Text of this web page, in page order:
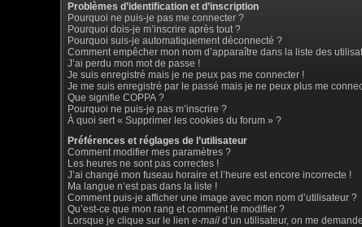
Problèmes d’identification et d’inscription
Pourquoi ne puis-je pas me connecter ?
Pourquoi dois-je m’inscrire après tout ?
Pourquoi suis-je automatiquement déconnecté ?
Comment empêcher mon nom d’apparaître dans la liste des
J’ai perdu mon mot de passe !
Je suis enregistré mais je ne peux pas me connecter !
Je me suis enregistré par le passé mais je ne peux plus me
Que signifie COPPA ?
Pourquoi ne puis-je pas m’inscrire ?
À quoi sert « Supprimer les cookies du forum » ?
Préférences et réglages de l’utilisateur
Comment modifier mes paramètres ?
Les heures ne sont pas correctes !
J’ai changé mon fuseau horaire et l’heure est encore incorrecte !
Ma langue n’est pas dans la liste !
Comment puis-je afficher une image avec mon nom d’utilisateur ?
Qu’est-ce que mon rang et comment le modifier ?
Lorsque je clique sur le lien e-mail d’un utilisateur, on me